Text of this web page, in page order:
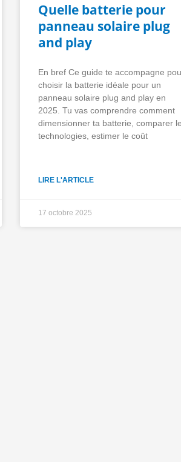
Quelle batterie pour
panneau solaire plug
and play
En bref Ce guide te accompagne
choisir la batterie idéale pour un
panneau solaire plug and play en
2025. Tu vas comprendre comment
dimensionner ta batterie, comparer
technologies, estimer le coût
LIRE L'ARTICLE
17 octobre 2025